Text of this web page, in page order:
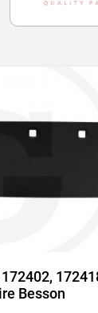
Besson